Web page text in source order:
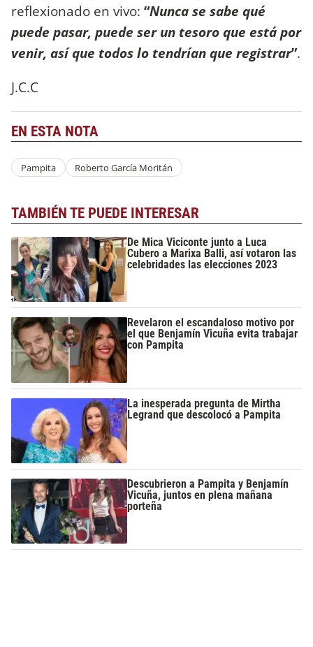
reflexionado en vivo: “Nunca se sabe qué
puede pasar, puede ser un tesoro que está por
venir, así que todos lo tendrían que registrar”.
J.C.C
EN ESTA NOTA
Pampita Roberto García Moritán
TAMBIÉN TE PUEDE INTERESAR
De Mica Viciconte junto a Luca
Cubero a Marixa Balli, así votaron las
celebridades las elecciones 2023
Revelaron el escandaloso motivo por
el que Benjamín Vicuña evita trabajar
con Pampita
La inesperada pregunta de Mirtha
Legrand que descolocó a Pampita
Descubrieron a Pampita y Benjamín
Vicuña, juntos en plena mañana
porteña